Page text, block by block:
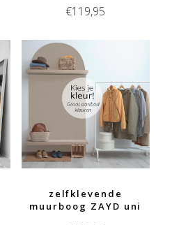
€119,95
zelfklevende
muurboog ZAYD uni